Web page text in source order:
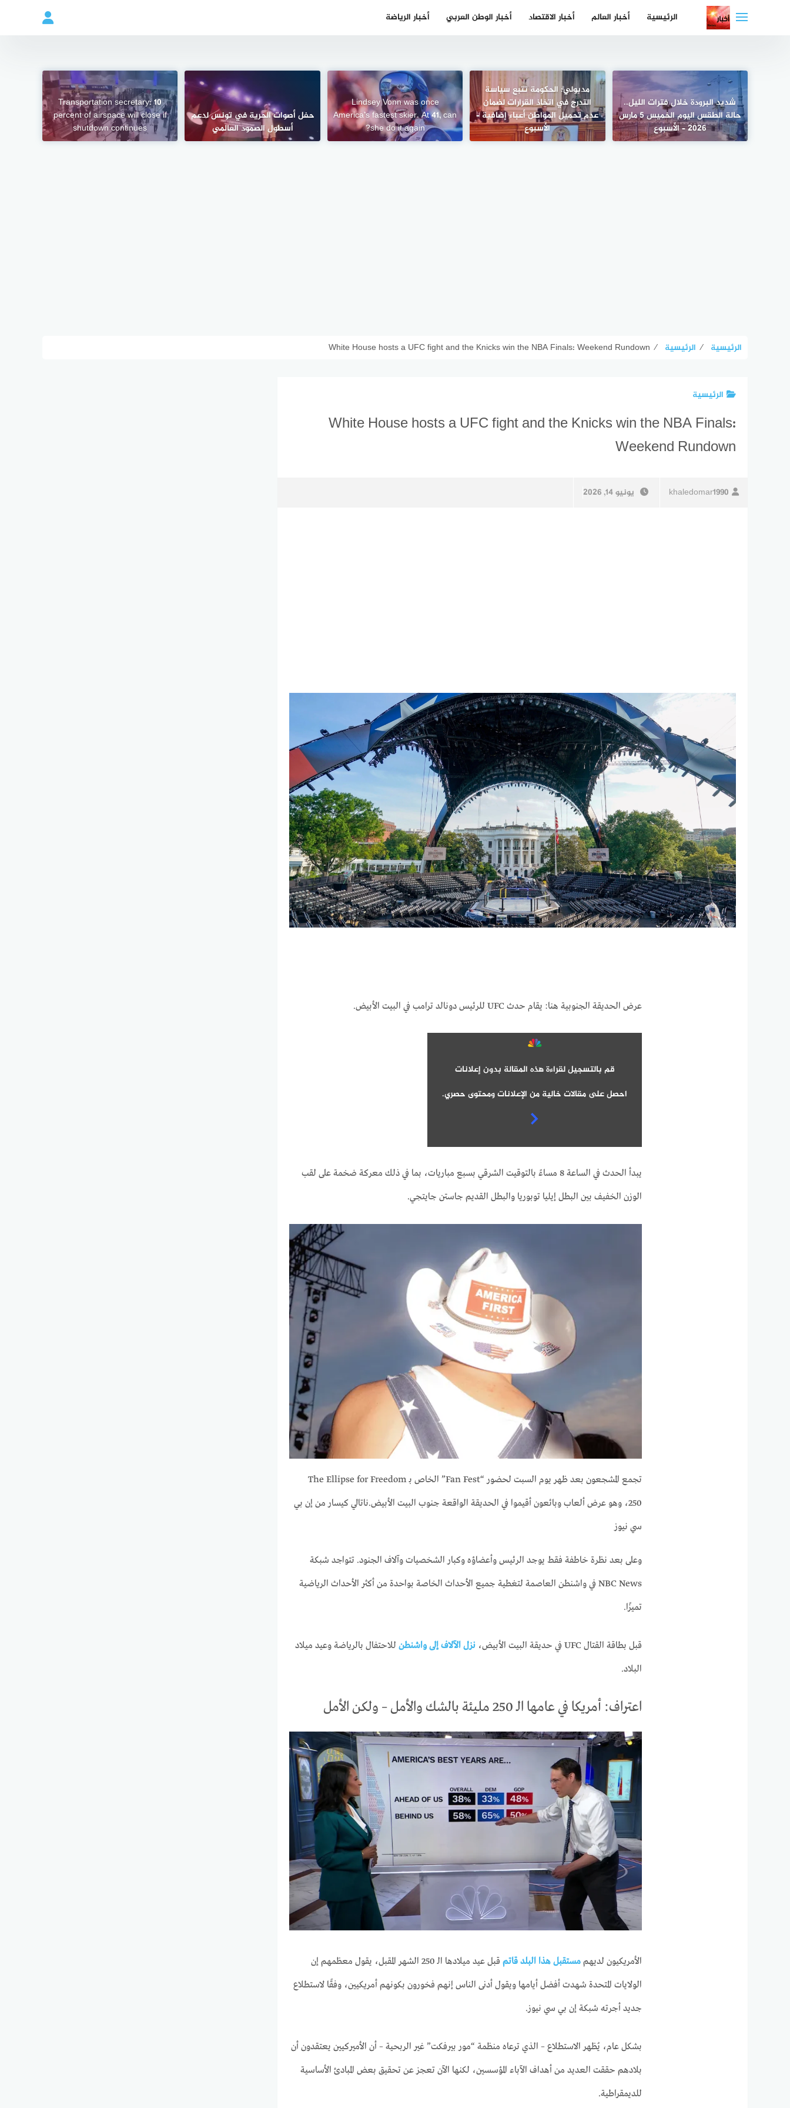
الرئيسية أخبار العالم أخبار الاقتصاد أخبار الوطن العربي أخبار الرياضة
شديد البرودة خلال فترات الليل..
حالة الطقس اليوم الخميس 5 مارس
2026 – الأسبوع
مدبولي: الحكومة تتبع سياسة
التدرج في اتخاذ القرارات لضمان
عدم تحميل المواطن أعباء إضافية –
الأسبوع
Lindsey Vonn was once
America’s fastest skier. At 41, can
she do it again?
حفل أصوات الحرية في تونس لدعم
أسطول الصمود العالمي
Transportation secretary: 10
percent of airspace will close if
shutdown continues
الرئيسية ⁄ الرئيسية ⁄
White House hosts a UFC fight and the Knicks win the NBA Finals: Weekend Rundown
الرئيسية
White House hosts a UFC fight and the Knicks win the NBA Finals:
Weekend Rundown
khaledomar1990 يونيو 14, 2026
عرض الحديقة الجنوبية هنا: يقام حدث UFC للرئيس دونالد ترامب في البيت الأبيض.
قم بالتسجيل لقراءة هذه المقالة بدون إعلانات
احصل على مقالات خالية من الإعلانات ومحتوى حصري.
يبدأ الحدث في الساعة 8 مساءً بالتوقيت الشرقي بسبع مباريات، بما في ذلك معركة ضخمة على لقب
الوزن الخفيف بين البطل إيليا توبوريا والبطل القديم جاستن جايتجي.
تجمع المشجعون بعد ظهر يوم السبت لحضور “Fan Fest” الخاص بـ The Ellipse for Freedom
250، وهو عرض ألعاب وبائعون أقيموا في الحديقة الواقعة جنوب البيت الأبيض.
ناتالي كيسار من إن بي
سي نيوز
وعلى بعد نظرة خاطفة فقط يوجد الرئيس وأعضاؤه وكبار الشخصيات وآلاف الجنود. تتواجد شبكة
NBC News في واشنطن العاصمة لتغطية جميع الأحداث الخاصة بواحدة من أكثر الأحداث الرياضية
تميزًا.
قبل بطاقة القتال UFC في حديقة البيت الأبيض، نزل الآلاف إلى واشنطنللاحتفال بالرياضة وعيد ميلاد
البلاد.
اعتراف: أمريكا في عامها الـ 250 مليئة بالشك والأمل – ولكن الأمل
الأمريكيون لديهم مستقبل هذا البلد قاتم
قبل عيد ميلادها الـ 250 الشهر المقبل، يقول معظمهم إن
الولايات المتحدة شهدت أفضل أيامها ويقول أدنى الناس إنهم فخورون بكونهم أمريكيين، وفقًا لاستطلاع
جديد أجرته شبكة إن بي سي نيوز.
بشكل عام، يُظهر الاستطلاع – الذي ترعاه منظمة “مور بيرفكت” غير الربحية – أن الأميركيين يعتقدون أن
بلادهم حققت العديد من أهداف الآباء المؤسسين، لكنها الآن تعجز عن تحقيق بعض المبادئ الأساسية
للديمقراطية.